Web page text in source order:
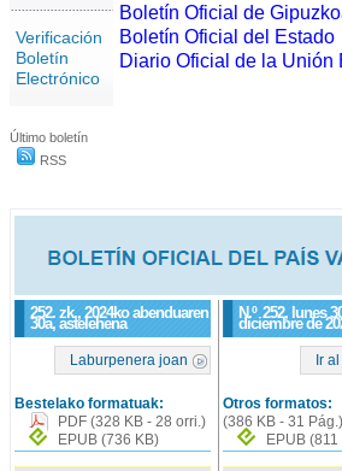
Verificación
Boletín
Electrónico
Último boletín
RSS
252. zk., 2024ko abenduaren
30a, astelehena
N.º252, lunes
diciembre de
Laburpenera joan
Bestelako formatuak:
PDF (328 KB - 28 orri.)
EPUB (736 KB)
Ir
Otros formatos:
(386 KB - 31 Pág.)
EPUB(811
Boletín Oficial de
Boletín Oficial del Estado
Diario Oficial de la Unión